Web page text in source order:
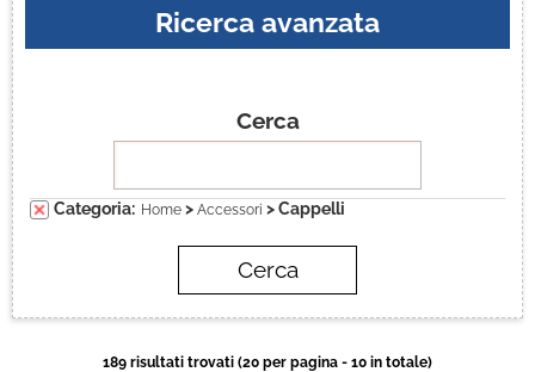
Donna
Ciclismo
Brand
Ricerca avanzata
Cerca
Categoria: Home > Accessori > Cappelli
189 risultati trovati (20 per pagina - 10 in totale)